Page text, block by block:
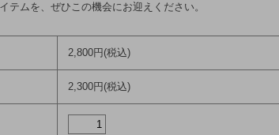
テムを、ぜひこの機会にお迎えください。
2,800円(税込)
2,300円(税込)